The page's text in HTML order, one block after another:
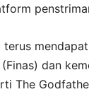
dan
The